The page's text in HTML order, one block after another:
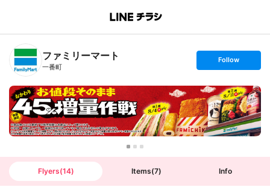
B
n
T
ファミリーマート
一番町
s
t
o
l
l
o
w
Follow
Flyers(14) Items(7) Info